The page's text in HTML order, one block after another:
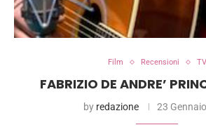
Film Recensioni TV
FABRIZIO DE ANDRE’
by redazione 23